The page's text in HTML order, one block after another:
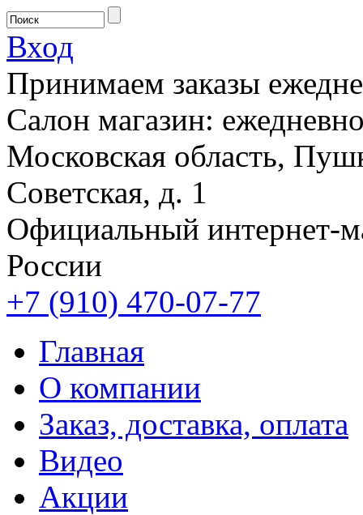
Вход
Принимаем заказы
Салон магазин:
Московская область,
Советская, д. 1
Официальный интернет-
России
+7 (910) 470-07-77
Главная
О компании
Заказ, доставка, оплата
Видео
Акции